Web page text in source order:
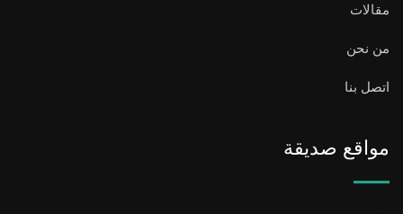
مقالات
من نحن
اتصل بنا
مواقع صديقة